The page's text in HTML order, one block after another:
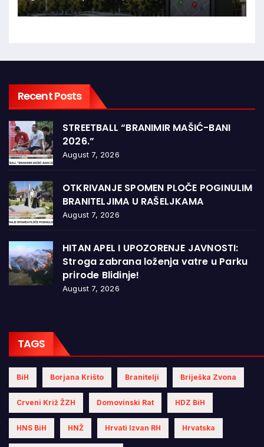
Recent Posts
STREETBALL “BRANIMIR MAŠIĆ-BANI
2026.”
August 7, 2026
OTKRIVANJE SPOMEN PLOČE POGINULIM
BRANITELJIMA U RAŠELJKAMA
August 7, 2026
HITAN APEL I UPOZORENJE JAVNOSTI:
Stroga zabrana loženja vatre u Parku
prirode Blidinje!
August 7, 2026
TAGS
BiH Borjana Krišto Branitelji Briješka Zvona
Crveni Križ ŽZH Domovinski Rat HDZ BiH
HNS BiH HNŽ Hrvati Izvan RH Hrvatska